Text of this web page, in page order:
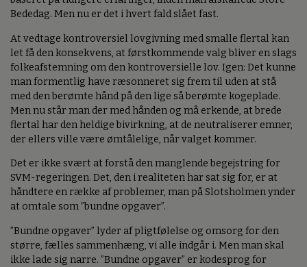
Bededag. Men nu er det i hvert fald slået fast.
At vedtage kontroversiel lovgivning med smalle flertal kan
let få den konsekvens, at førstkommende valg bliver en slags
folkeafstemning om den kontroversielle lov. Igen: Det kunne
man formentlig have ræsonneret sig frem til uden at stå
med den berømte hånd på den lige så berømte kogeplade.
Men nu står man der med hånden og må erkende, at brede
flertal har den heldige bivirkning, at de neutraliserer emner,
der ellers ville være ømtålelige, når valget kommer.
Det er ikke svært at forstå den manglende begejstring for
SVM-regeringen. Det, den i realiteten har sat sig for, er at
håndtere en række af problemer, man på Slotsholmen ynder
at omtale som ”bundne opgaver”.
”Bundne opgaver” lyder af pligtfølelse og omsorg for den
større, fælles sammenhæng, vi alle indgår i. Men man skal
ikke lade sig narre. ”Bundne opgaver” er kodesprog for